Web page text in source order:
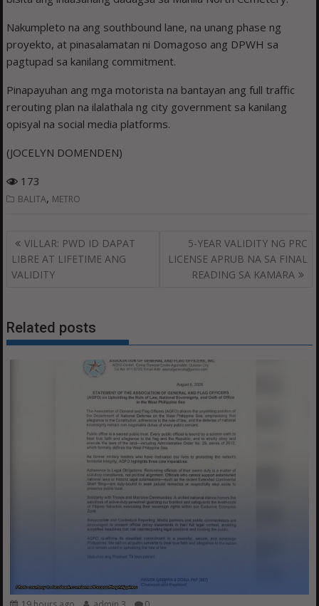
Nakumpleto na ang southbound lane, na unang phase ng
proyekto, at pinasalamatan ni Domagoso ang DPWH sa
pagtupad sa kanilang commitment.
Pinapayuhan ang mga motorista na bantayan ang full traffic
rerouting plan na ilalathala ng city government sa kanilang
opisyal na social media platforms.
(JOCELYN DOMENDEN)
173
BALITA, METRO
Post
navigation
VILLAR: PWD ID DAPAT
LIBRE AT LIFETIME ANG
VALIDITY
5-YEAR VALIDITY NG PRC
LICENSE APRUB NA SA FINAL
READING SA KAMARA
Related posts